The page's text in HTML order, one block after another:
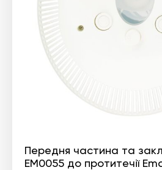
Передня частина та
ЕМ0055 до протитечії